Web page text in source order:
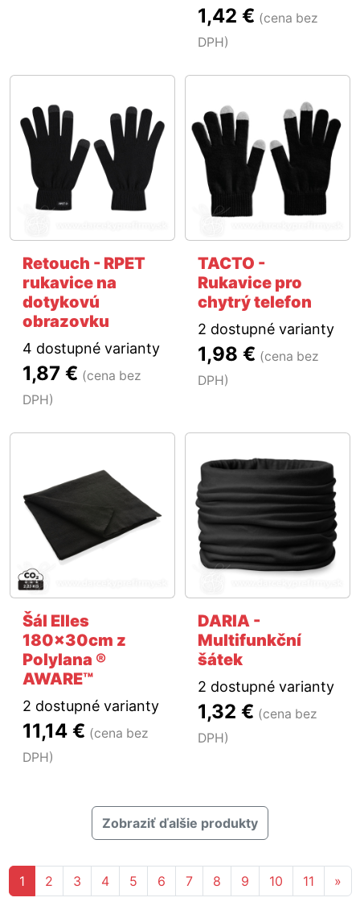
1,42 € (cena bez
DPH)
Retouch - RPET
rukavice na
dotykovú
obrazovku
4 dostupné varianty
1,87 € (cena bez
DPH)
TACTO -
Rukavice pro
chytrý telefon
2 dostupné varianty
1,98 € (cena bez
DPH)
Šál Elles
180x30cm z
Polylana ®
AWARE™
2 dostupné varianty
11,14 € (cena bez
DPH)
DARIA -
Multifunkční
šátek
2 dostupné varianty
1,32 € (cena bez
DPH)
Zobraziť ďalšie produkty
1Aktuálna stránka 1
2 3 4 5 6 7 8 9 10 11 »